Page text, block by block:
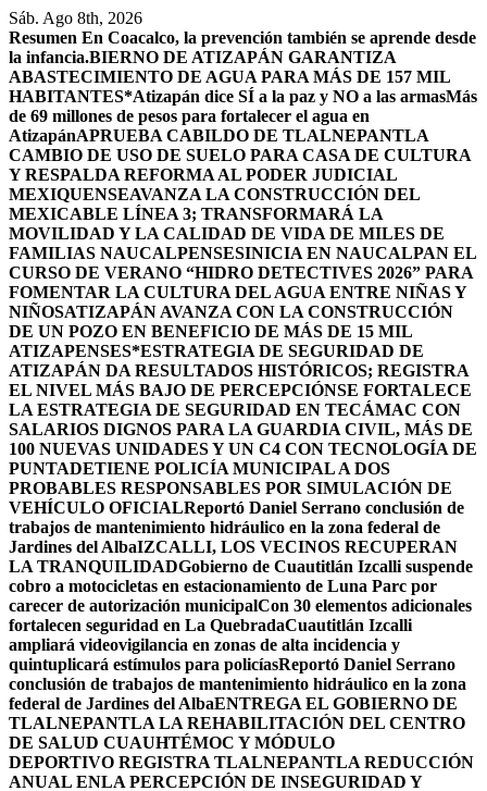
Saltar
al
contenido
Sáb. Ago 8th, 2026
Resumen En Coacalco, la prevención también se aprende desde
la infancia.BIERNO DE ATIZAPÁN GARANTIZA
ABASTECIMIENTO DE AGUA PARA MÁS DE 157 MIL
HABITANTES*Atizapán dice SÍ a la paz y NO a las armasMás
de 69 millones de pesos para fortalecer el agua en
AtizapánAPRUEBA CABILDO DE TLALNEPANTLA
CAMBIO DE USO DE SUELO PARA CASA DE CULTURA
Y RESPALDA REFORMA AL PODER JUDICIAL
MEXIQUENSEAVANZA LA CONSTRUCCIÓN DEL
MEXICABLE LÍNEA 3; TRANSFORMARÁ LA
MOVILIDAD Y LA CALIDAD DE VIDA DE MILES DE
FAMILIAS NAUCALPENSESINICIA EN NAUCALPAN EL
CURSO DE VERANO “HIDRO DETECTIVES 2026” PARA
FOMENTAR LA CULTURA DEL AGUA ENTRE NIÑAS Y
NIÑOSATIZAPÁN AVANZA CON LA CONSTRUCCIÓN
DE UN POZO EN BENEFICIO DE MÁS DE 15 MIL
ATIZAPENSES*ESTRATEGIA DE SEGURIDAD DE
ATIZAPÁN DA RESULTADOS HISTÓRICOS; REGISTRA
EL NIVEL MÁS BAJO DE PERCEPCIÓNSE FORTALECE
LA ESTRATEGIA DE SEGURIDAD EN TECÁMAC CON
SALARIOS DIGNOS PARA LA GUARDIA CIVIL, MÁS DE
100 NUEVAS UNIDADES Y UN C4 CON TECNOLOGÍA DE
PUNTADETIENE POLICÍA MUNICIPAL A DOS
PROBABLES RESPONSABLES POR SIMULACIÓN DE
VEHÍCULO OFICIALReportó Daniel Serrano conclusión de
trabajos de mantenimiento hidráulico en la zona federal de
Jardines del AlbaIZCALLI, LOS VECINOS RECUPERAN
LA TRANQUILIDADGobierno de Cuautitlán Izcalli suspende
cobro a motocicletas en estacionamiento de Luna Parc por
carecer de autorización municipalCon 30 elementos adicionales
fortalecen seguridad en La QuebradaCuautitlán Izcalli
ampliará videovigilancia en zonas de alta incidencia y
quintuplicará estímulos para policíasReportó Daniel Serrano
conclusión de trabajos de mantenimiento hidráulico en la zona
federal de Jardines del AlbaENTREGA EL GOBIERNO DE
TLALNEPANTLA LA REHABILITACIÓN DEL CENTRO
DE SALUD CUAUHTÉMOC Y MÓDULO
DEPORTIVO REGISTRA TLALNEPANTLA REDUCCIÓN
ANUAL ENLA PERCEPCIÓN DE INSEGURIDAD Y